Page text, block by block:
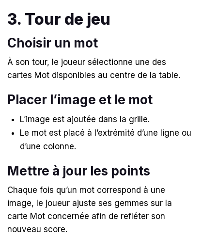
3. Tour de jeu
Choisir un mot
À son tour, le joueur sélectionne une des
cartes Mot disponibles au centre de la table.
Placer l’image et le mot
L’image est ajoutée dans la grille.
Le mot est placé à l’extrémité d’une ligne ou
d’une colonne.
Mettre à jour les points
Chaque fois qu’un mot correspond à une
image, le joueur ajuste ses gemmes sur la
carte Mot concernée afin de refléter son
nouveau score.